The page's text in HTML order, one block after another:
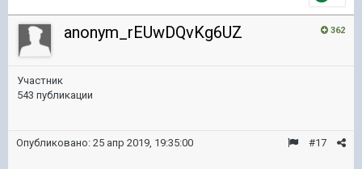
362
anonym_rEUwDQvKg6UZ
Участник
543 публикации
#17
Опубликовано: 25 апр 2019, 19:35:00